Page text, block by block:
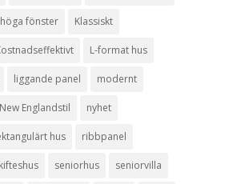
höga fönster Klassiskt
L-format hus
liggande panel modernt
New Englandstil nyhet
hus ribbpanel
seniorhus seniorvilla